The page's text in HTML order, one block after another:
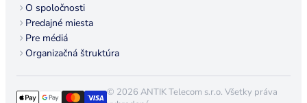
O spoločnosti
Predajné miesta
Pre médiá
Organizačná štruktúra
© 2026 ANTIK Telecom s.r.o. Všetky práva